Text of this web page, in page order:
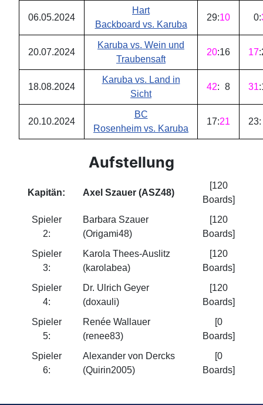
06.05.2024
Hart
Backboard vs. Karuba
29:10 0:
20.07.2024
Karuba vs. Wein und
Traubensaft
20:16 17:
18.08.2024
Karuba vs. Land in
Sicht
42: 8 31:
20.10.2024
BC
Rosenheim vs. Karuba
17:21 23:
Aufstellung
Kapitän: Axel Szauer (ASZ48)
[120
Boards]
Spieler
2:
Barbara Szauer
(Origami48)
[120
Boards]
Spieler
3:
Karola Thees-Auslitz
(karolabea)
[120
Boards]
Spieler
4:
Dr. Ulrich Geyer
(doxauli)
[120
Boards]
Spieler
5:
Renée Wallauer
(renee83)
[0
Boards]
Spieler
6:
Alexander von Dercks
(Quirin2005)
[0
Boards]